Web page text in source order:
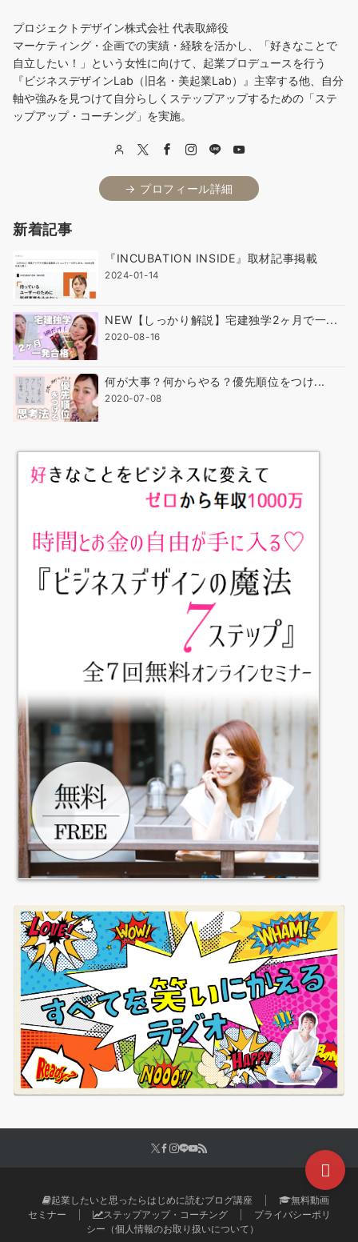
プロジェクトデザイン株式会社 代表取締役
マーケティング・企画での実績・経験を活かし、「好きなことで
自立したい！」という女性に向けて、起業プロデュースを行う
『ビジネスデザインLab（旧名・美起業Lab）』主宰する他、自分
軸や強みを見つけて自分らしくステップアップするための「ステ
ップアップ・コーチング」を実施。
→ プロフィール詳細
新着記事
『INCUBATION INSIDE』取材記事掲載
2024-01-14
NEW【しっかり解説】宅建独学2ヶ月で一...
2020-08-16
何が大事？何からやる？優先順位をつけ...
2020-07-08
起業したいと思ったらはじめに読むブログ講座
無料動画
セミナー
ステップアップ・コーチング
プライバシーポリ
シー（個人情報のお取り扱いについて）